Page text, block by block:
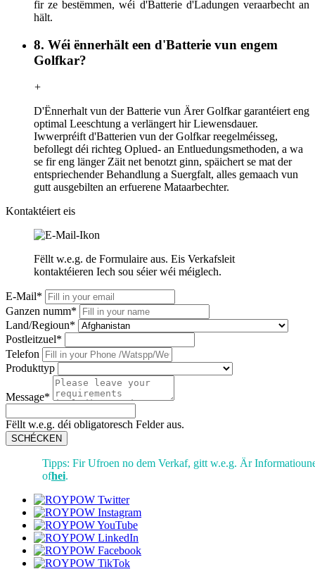
fir ze bestëmmen, wéi d'Batterie d'Ladungen veraarbecht an
hält.
8. Wéi ënnerhält een d'Batterie vun engem
Golfkar?
+
D'Ënnerhalt vun der Batterie vun Ärer Golfkar garantéiert eng
optimal Leeschtung a verlängert hir Liewensdauer.
Iwwerpréift d'Batterien vun der Golfkar reegelméisseg,
befollegt déi richteg Oplued- an Entluedungsmethoden, a wa
se fir eng länger Zäit net benotzt ginn, späichert se mat der
entspriechender Behandlung a Suergfalt, alles gemaach vun
gutt ausgebilten an erfuerene Mataarbechter.
Kontaktéiert eis
Fëllt w.e.g. de Formulaire aus. Eis Verkafsleit
kontaktéieren Iech sou séier wéi méiglech.
E-Mail*
Ganzen numm*
Land/Regioun*
Postleitzuel*
Telefon
Produkttyp
Message*
Fëllt w.e.g. déi obligatoresch Felder aus.
SCHÉCKEN
Tipps: Fir Ufroen no dem Verkaf, gitt w.e.g. Är
ofhei.